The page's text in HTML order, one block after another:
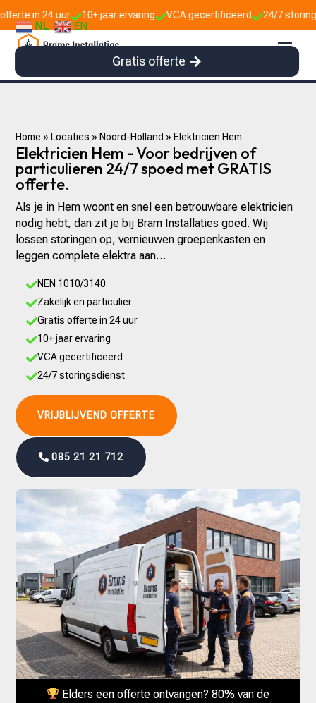
10+ jaar ervaringVCA gecertificeerd24/7 storingsdienst
NL EN
Gratis offerte
Home » Locaties » Noord-Holland » Elektricien Hem
Elektricien Hem - Voor bedrijven of
particulieren 24/7 spoed met GRATIS
offerte.
Als je in Hem woont en snel een betrouwbare elektricien
nodig hebt, dan zit je bij Bram Installaties goed. Wij
lossen storingen op, vernieuwen groepenkasten en
leggen complete elektra aan…
NEN 1010/3140
Zakelijk en particulier
Gratis offerte in 24 uur
10+ jaar ervaring
VCA gecertificeerd
24/7 storingsdienst
VRIJBLIJVEND OFFERTE
085 21 21 712
Elders een offerte ontvangen? 80% van de